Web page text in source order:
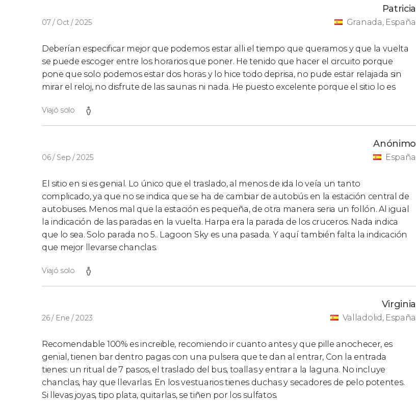
07 / Oct / 2025
Patricia
Granada, España
Deberían especificar mejor que podemos estar alli el tiempo que queramos y que la vuelta
se puede escoger entre los horarios que poner. He tenido que hacer el circuito porque
pone que solo podemos estar dos horas y lo hice todo deprisa, no pude estar relajada sin
mirar el reloj, no disfrute de las saunas ni nada. He puesto excelente porque el sitio lo es
Viajó solo
06 / Sep / 2025
Anónimo
España
El sitio en si es genial. Lo único que el traslado, al menos de ida lo veía un tanto
complicado, ya que no se indica que se ha de cambiar de autobús en la estación central de
autobuses. Menos mal que la estación es pequeña, de otra manera seria un follón. Al igual
la indicación de las paradas en la vuelta. Harpa era la parada de los cruceros. Nada indica
que lo sea. Solo parada no 5.. Lagoon Sky es una pasada. Y aquí también falta la indicación
que mejor llevarse chanclas.
Viajó solo
26 / Ene / 2023
Virginia
Valladolid, España
Recomendable 100% es increible, recomiendo ir cuanto antes y que pille anochecer, es
genial, tienen bar dentro pagas con una pulsera que te dan al entrar, Con la entrada
tienes: un ritual de 7 pasos, el traslado del bus, toallas y entrar a la laguna. No incluye
chanclas, hay que llevarlas. En los vestuarios tienes duchas y secadores de pelo potentes.
Si llevas joyas, tipo plata, quitarlas, se tiñen por los sulfatos.